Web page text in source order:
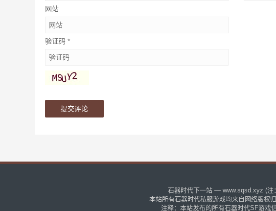
网站
验证码 *
石器时代下一站 — www.sqsd.xyz (注
本站所有石器时代私服游戏均来自网络版权
注释：本站发布的所有石器时代SF游戏